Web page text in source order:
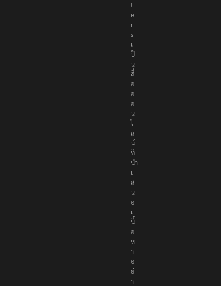
t
e
r
s
เ
ป็
น
สื่
อ
อ
อ
น
ไ
ล
น์
ที่
นำ
เ
ส
น
อ
เ
นื้
อ
ห
า
อ
ย่
า